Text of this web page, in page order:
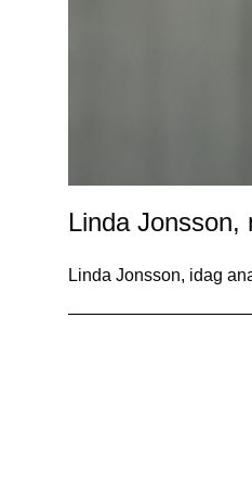
Linda Jonsson,
Linda Jonsson, idag